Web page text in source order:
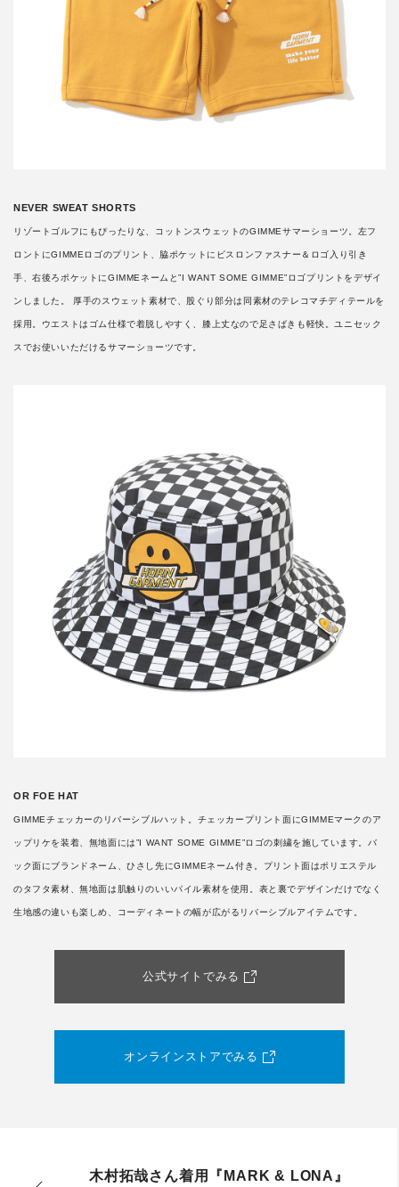
NEVER SWEAT SHORTS
リゾートゴルフにもぴったりな、コットンスウェットのGIMMEサマーショーツ。左フ
ロントにGIMMEロゴのプリント、脇ポケットにビスロンファスナー＆ロゴ入り引き
手、右後ろポケットにGIMMEネームと”I WANT SOME GIMME”ロゴプリントをデザイ
ンしました。 厚手のスウェット素材で、股ぐり部分は同素材のテレコマチディテールを
採用。ウエストはゴム仕様で着脱しやすく、膝上丈なので足さばきも軽快。ユニセック
スでお使いいただけるサマーショーツです。
OR FOE HAT
GIMMEチェッカーのリバーシブルハット。チェッカープリント面にGIMMEマークのア
ップリケを装着、無地面には”I WANT SOME GIMME”ロゴの刺繍を施しています。バ
ック面にブランドネーム、ひさし先にGIMMEネーム付き。プリント面はポリエステル
のタフタ素材、無地面は肌触りのいいパイル素材を使用。表と裏でデザインだけでなく
生地感の違いも楽しめ、コーディネートの幅が広がるリバーシブルアイテムです。
公式サイトでみる
オンラインストアでみる
木村拓哉さん着用『MARK & LONA』